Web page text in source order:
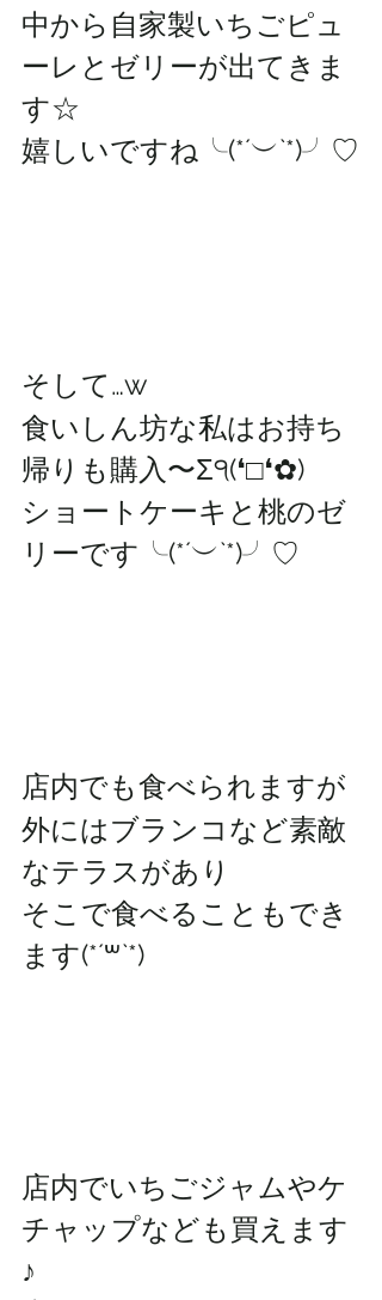
中から自家製いちごピュ
ーレとゼリーが出てきま
す☆
嬉しいですね╰(*´︶`*)╯♡
そして…w
食いしん坊な私はお持ち
帰りも購入〜Σ੧(❛□❛✿)
ショートケーキと桃のゼ
リーです╰(*´︶`*)╯♡
店内でも食べられますが
外にはブランコなど素敵
なテラスがあり
そこで食べることもでき
ます(*´꒳`*)
店内でいちごジャムやケ
チャップなども買えます
♪